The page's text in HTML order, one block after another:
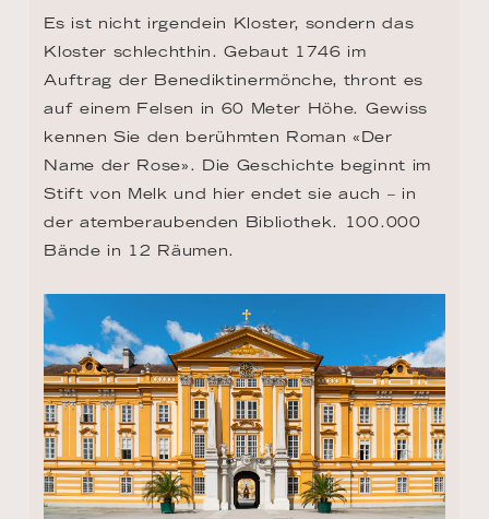
Es ist nicht irgendein Kloster, sondern das
Kloster schlechthin. Gebaut 1746 im
Auftrag der Benediktinermönche, thront es
auf einem Felsen in 60 Meter Höhe. Gewiss
kennen Sie den berühmten Roman «Der
Name der Rose». Die Geschichte beginnt im
Stift von Melk und hier endet sie auch – in
der atemberaubenden Bibliothek. 100.000
Bände in 12 Räumen.